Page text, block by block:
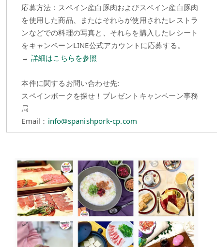
応募方法：スペイン産白豚肉およびスペイン産白豚肉
を使用した商品、またはそれらが使用されたレストラ
ンなどでの料理の写真と、それらを購入したレシート
をキャンペーンLINE公式アカウントに応募する。
→ 詳細はこちらを参照
本件に関するお問い合わせ先:
スペインポークを探せ！プレゼントキャンペーン事務
局
Email： info@spanishpork-cp.com